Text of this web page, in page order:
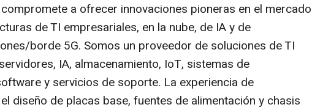
a ofrecer innovaciones pioneras en el mercado
de TI empresariales, en la nube, de IA y de
borde 5G. Somos un proveedor de soluciones de TI
IA, almacenamiento, IoT, sistemas de
y servicios de soporte. La experiencia de
diseño de placas base, fuentes de alimentación y chasis